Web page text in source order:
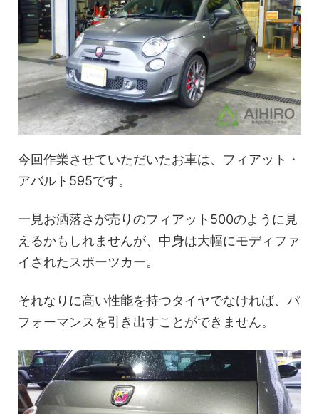
今回作業させていただいたお車は、フィアット・
アバルト595です。
一見お洒落さが売りのフィアット500のように見
えるかもしれませんが、中身は大幅にモディファ
イされたスポーツカー。
それなりに高い性能を持つタイヤでなければ、パ
フォーマンスを引き出すことができません。